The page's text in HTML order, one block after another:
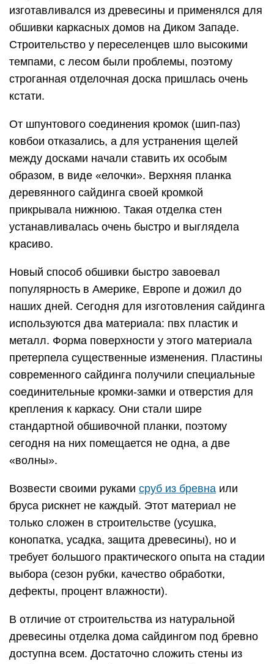
изготавливался из древесины и применялся для
обшивки каркасных домов на Диком Западе.
Строительство у переселенцев шло высокими
темпами, с лесом были проблемы, поэтому
строганная отделочная доска пришлась очень
кстати.
От шпунтового соединения кромок (шип-паз)
ковбои отказались, а для устранения щелей
между досками начали ставить их особым
образом, в виде «елочки». Верхняя планка
деревянного сайдинга своей кромкой
прикрывала нижнюю. Такая отделка стен
устанавливалась очень быстро и выглядела
красиво.
Новый способ обшивки быстро завоевал
популярность в Америке, Европе и дожил до
наших дней. Сегодня для изготовления сайдинга
используются два материала: пвх пластик и
металл. Форма поверхности у этого материала
претерпела существенные изменения. Пластины
современного сайдинга получили специальные
соединительные кромки-замки и отверстия для
крепления к каркасу. Они стали шире
стандартной обшивочной планки, поэтому
сегодня на них помещается не одна, а две
«волны».
Возвести своими руками сруб из бревна или
бруса рискнет не каждый. Этот материал не
только сложен в строительстве (усушка,
конопатка, усадка, защита древесины), но и
требует большого практического опыта на стадии
выбора (сезон рубки, качество обработки,
дефекты, процент влажности).
В отличие от строительства из натуральной
древесины отделка дома сайдингом под бревно
доступна всем. Достаточно сложить стены из